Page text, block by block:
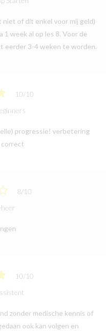
niet of dit enkel voor mij geld)
1 week al op les 8. Voor de
eerder 3-4 weken te worden.
10/10
progressie! verbetering
correct
8/ 10
10/10
zonder medische kennis of
ook kan volgen en